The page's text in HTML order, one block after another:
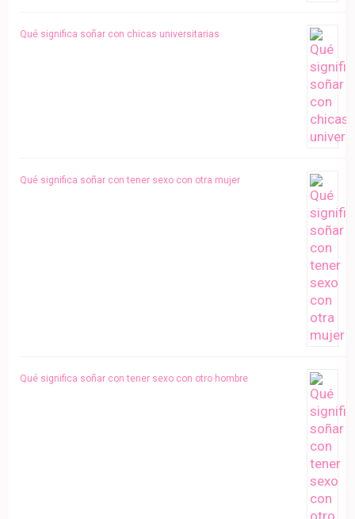
Qué significa soñar con chicas universitarias
Qué significa soñar con tener sexo con otra mujer
Qué significa soñar con tener sexo con otro hombre